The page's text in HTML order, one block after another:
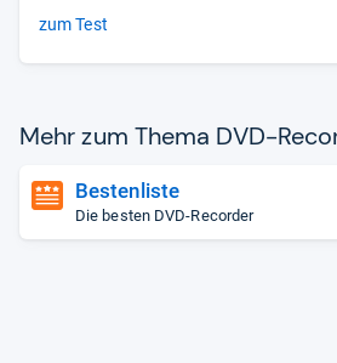
zum Test
Mehr zum Thema DVD-​
Bestenliste
Die besten DVD-Recorder